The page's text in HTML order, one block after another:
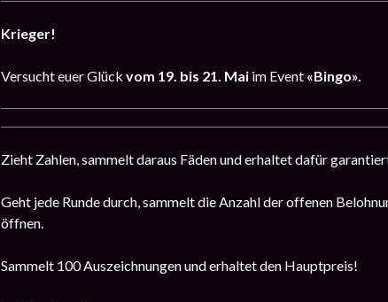
Krieger!
Versucht euer Glück vom 19. bis 21. Mai im Event «Bingo».
Zieht Zahlen, sammelt daraus Fäden und erhaltet dafür
Geht jede Runde durch, sammelt die Anzahl der offenen
öffnen.
Sammelt 100 Auszeichnungen und erhaltet den Hauptpreis!